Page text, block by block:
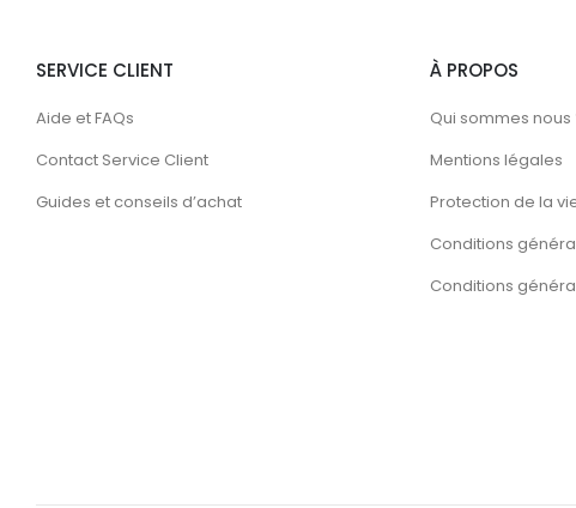
SERVICE CLIENT
Aide et FAQs
Contact Service Client
Guides et conseils d’achat
À PROPOS
Qui sommes nous
Mentions légales
Protection de la
Conditions
Conditions